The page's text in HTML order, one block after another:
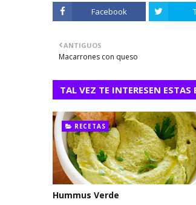
Facebook
ANTIGUOS
Macarrones con queso
TAL VEZ TE INTERESEN ESTAS
RECETAS
Hummus Verde